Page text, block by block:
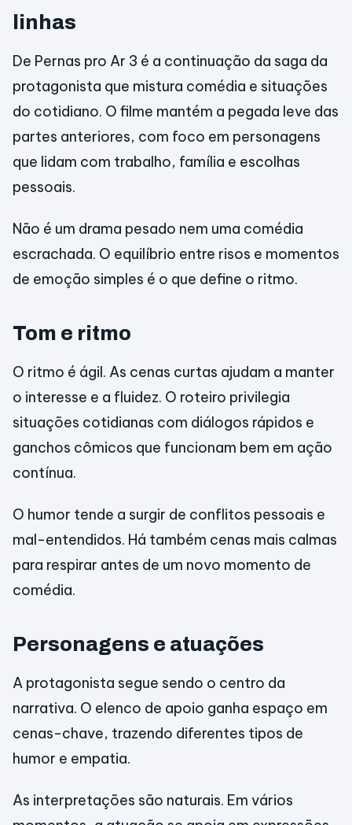
linhas
De Pernas pro Ar 3 é a continuação da saga da
protagonista que mistura comédia e situações
do cotidiano. O filme mantém a pegada leve das
partes anteriores, com foco em personagens
que lidam com trabalho, família e escolhas
pessoais.
Não é um drama pesado nem uma comédia
escrachada. O equilíbrio entre risos e momentos
de emoção simples é o que define o ritmo.
Tom e ritmo
O ritmo é ágil. As cenas curtas ajudam a manter
o interesse e a fluidez. O roteiro privilegia
situações cotidianas com diálogos rápidos e
ganchos cômicos que funcionam bem em ação
contínua.
O humor tende a surgir de conflitos pessoais e
mal-entendidos. Há também cenas mais calmas
para respirar antes de um novo momento de
comédia.
Personagens e atuações
A protagonista segue sendo o centro da
narrativa. O elenco de apoio ganha espaço em
cenas-chave, trazendo diferentes tipos de
humor e empatia.
As interpretações são naturais. Em vários